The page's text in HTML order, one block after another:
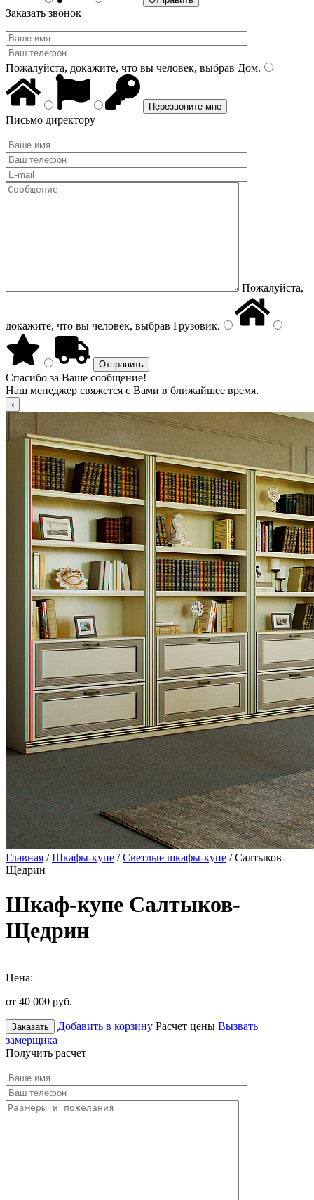
Заказать звонок
Пожалуйста, докажите, что вы человек, выбрав Дом.
Письмо директору
Пожалуйста,
докажите, что вы человек, выбрав Грузовик.
Спасибо за Ваше сообщение!
Наш менеджер свяжется с Вами в ближайшее время.
Главная /Шкафы-купе /Светлые шкафы-купе / Салтыков-
Щедрин
Шкаф-купе Салтыков-
Щедрин
Цена:
от 40 000 руб.
Заказать Добавить в корзину Расчет цены Вызвать
замерщика
Получить расчет